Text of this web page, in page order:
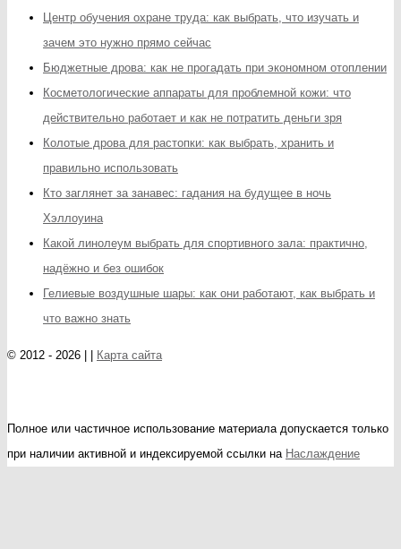
Центр обучения охране труда: как выбрать, что изучать и
зачем это нужно прямо сейчас
Бюджетные дрова: как не прогадать при экономном отоплении
Косметологические аппараты для проблемной кожи: что
действительно работает и как не потратить деньги зря
Колотые дрова для растопки: как выбрать, хранить и
правильно использовать
Кто заглянет за занавес: гадания на будущее в ночь
Хэллоуина
Какой линолеум выбрать для спортивного зала: практично,
надёжно и без ошибок
Гелиевые воздушные шары: как они работают, как выбрать и
что важно знать
© 2012 - 2026 | | Карта сайта
Полное или частичное использование материала допускается только
при наличии активной и индексируемой ссылки на Наслаждение